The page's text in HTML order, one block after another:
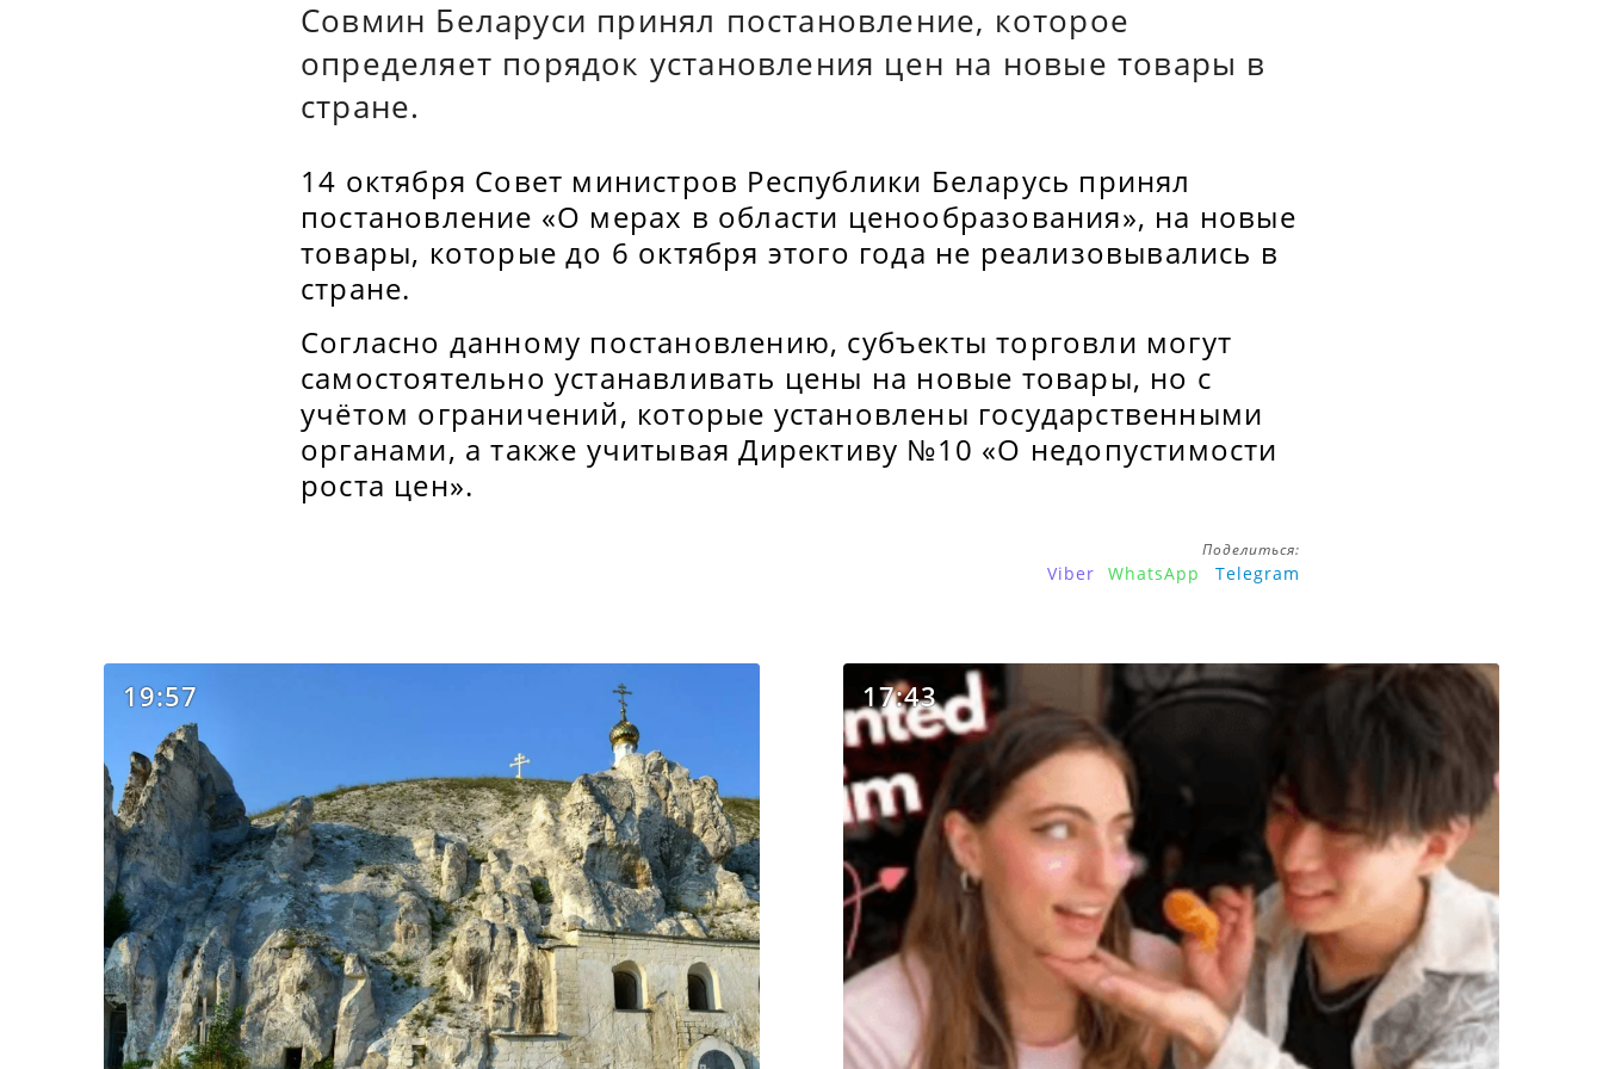
Совмин Беларуси принял постановление, которое
определяет порядок установления цен на новые товары в
стране.
14 октября Совет министров Республики Беларусь принял
постановление «О мерах в области ценообразования», на новые
товары, которые до 6 октября этого года не реализовывались в
стране.
Согласно данному постановлению, субъекты торговли могут
самостоятельно устанавливать цены на новые товары, но с
учётом ограничений, которые установлены государственными
органами, а также учитывая Директиву №10 «О недопустимости
роста цен».
Поделиться:
Viber WhatsApp Telegram
19:57 17:43